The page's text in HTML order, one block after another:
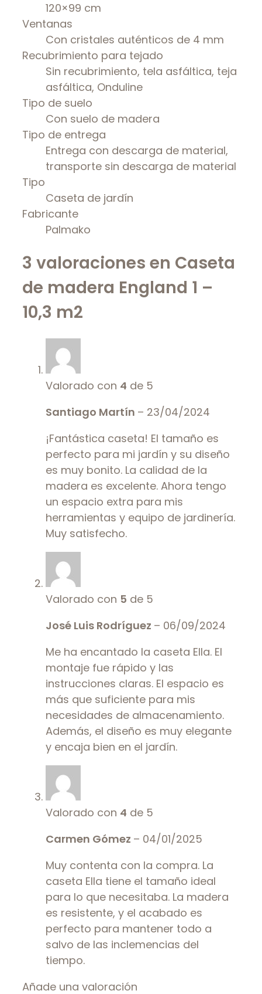
120×99 cm
Ventanas
Con cristales auténticos de 4 mm
Recubrimiento para tejado
Sin recubrimiento, tela asfáltica, teja
asfáltica, Onduline
Tipo de suelo
Con suelo de madera
Tipo de entrega
Entrega con descarga de material,
transporte sin descarga de material
Tipo
Caseta de jardín
Fabricante
Palmako
3 valoraciones en Caseta
de madera England 1 –
10,3 m2
Valorado con 4 de 5
Santiago Martín – 23/04/2024
¡Fantástica caseta! El tamaño es
perfecto para mi jardín y su diseño
es muy bonito. La calidad de la
madera es excelente. Ahora tengo
un espacio extra para mis
herramientas y equipo de jardinería.
Muy satisfecho.
Valorado con 5 de 5
José Luis Rodríguez – 06/09/2024
Me ha encantado la caseta Ella. El
montaje fue rápido y las
instrucciones claras. El espacio es
más que suficiente para mis
necesidades de almacenamiento.
Además, el diseño es muy elegante
y encaja bien en el jardín.
Valorado con 4 de 5
Carmen Gómez – 04/01/2025
Muy contenta con la compra. La
caseta Ella tiene el tamaño ideal
para lo que necesitaba. La madera
es resistente, y el acabado es
perfecto para mantener todo a
salvo de las inclemencias del
tiempo.
Añade una valoración